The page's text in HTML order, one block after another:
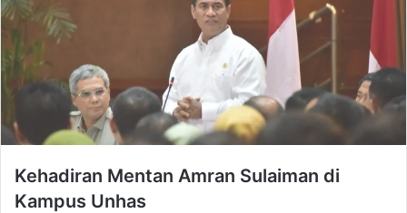
Kehadiran Mentan Amran Sulaiman di
Kampus Unhas